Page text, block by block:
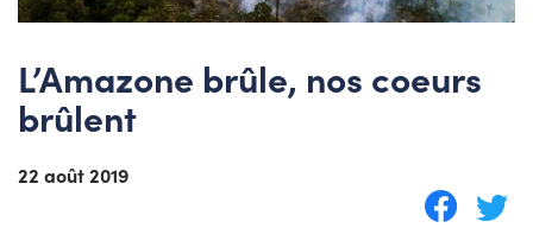
L’Amazone brûle, nos coeurs
brûlent
22 août 2019